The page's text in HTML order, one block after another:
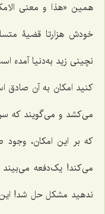
همین «هذا و معنی
خودش هزارتا قضیۀ
نچینى زید به‌دنیا آمده
كنید امكان به آن صادق
می‌کشد و می‌گویند که
كه بر این امكان،
مى‌كند! یک‌دفعه
ندهید مشكل حل شد!